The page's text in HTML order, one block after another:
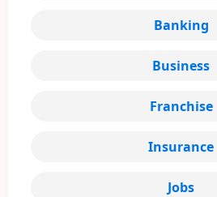
Banking
Business
Franchise
Insurance
Jobs